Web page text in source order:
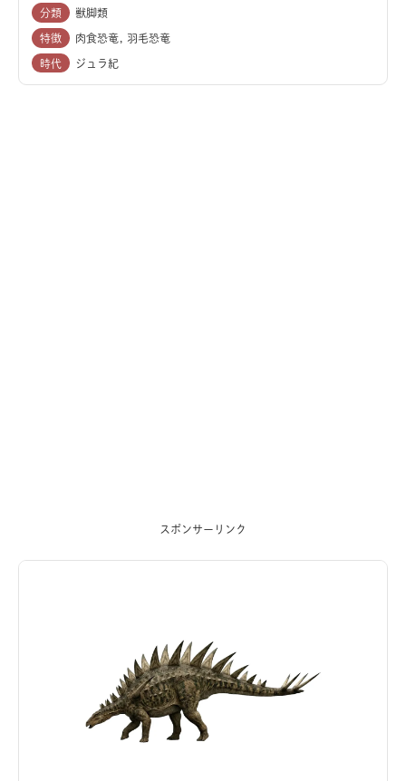
分類 獣脚類
特徴 肉食恐竜 羽毛恐竜
時代 ジュラ紀
スポンサーリンク